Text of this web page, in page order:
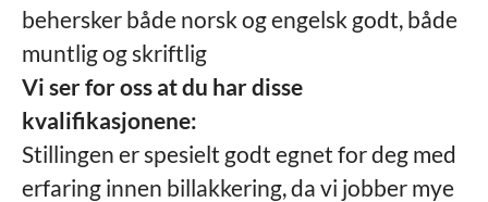
behersker både norsk og engelsk godt, både
muntlig og skriftlig
Vi ser for oss at du har disse
kvalifikasjonene:
Stillingen er spesielt godt egnet for deg med
erfaring innen billakkering, da vi jobber mye